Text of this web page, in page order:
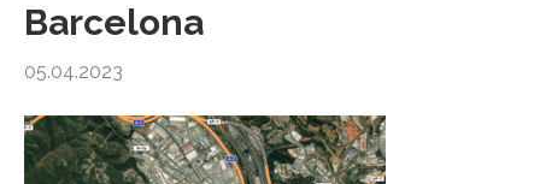
Barcelona
05.04.2023